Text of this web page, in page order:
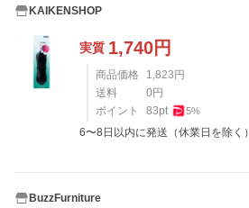
KAIKENSHOP
実質 1,740円
商品価格 1,823 円
送料
0 円
ポイント
83pt 5%
6〜8日以内に発送（休業日を除く）
BuzzFurniture